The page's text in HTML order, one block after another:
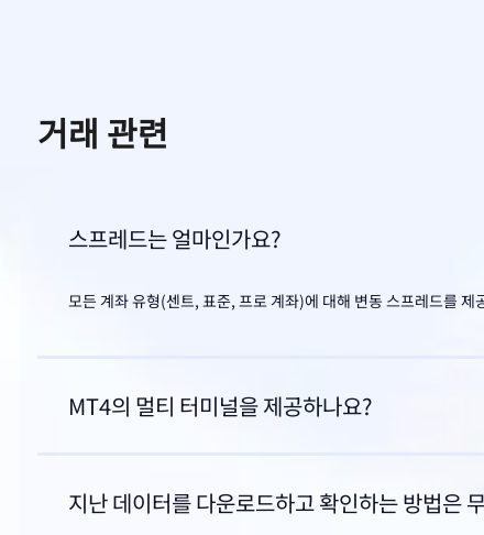
거래 관련
스프레드는 얼마인가요?
모든 계좌 유형(센트, 표준, 프로 계좌)에 대해 변동 스프레드를
MT4의 멀티 터미널을 제공하나요?
지난 데이터를 다운로드하고 확인하는 방법은